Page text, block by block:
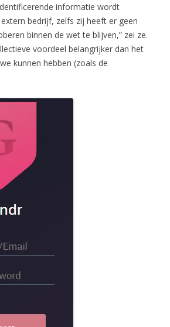
informatie wordt
bedrijf, zelfs zij heeft er geen
binnen de wet te blijven,” zei ze.
voordeel belangrijker dan het
kunnen hebben (zoals de